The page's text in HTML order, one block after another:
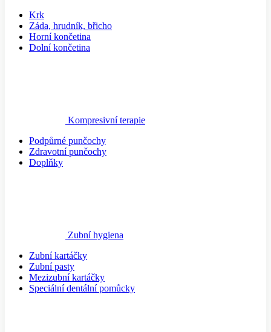
Krk
Záda, hrudník, břicho
Horní končetina
Dolní končetina
Kompresivní terapie
Podpůrné punčochy
Zdravotní punčochy
Doplňky
Zubní hygiena
Zubní kartáčky
Zubní pasty
Mezizubní kartáčky
Speciální dentální pomůcky